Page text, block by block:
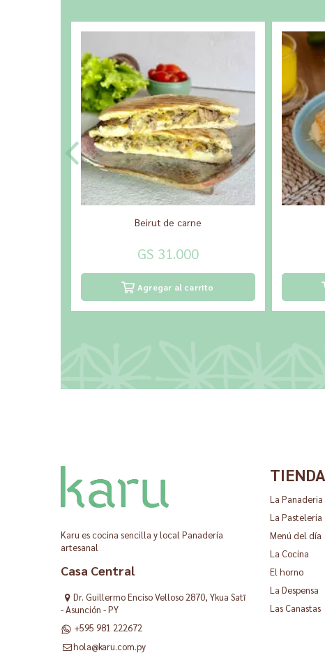
Beirut de carne
GS 31.000
Agregar al carrito
Karu es cocina sencilla y local Panadería
artesanal
Casa Central
Dr. Guillermo Enciso Velloso 2870, Ykua Satĩ
- Asunción - PY
+595 981 222672
hola@karu.com.py
La Panaderia
La Pasteleria
Menú del día
La Cocina
El horno
La Despensa
Las Canastas